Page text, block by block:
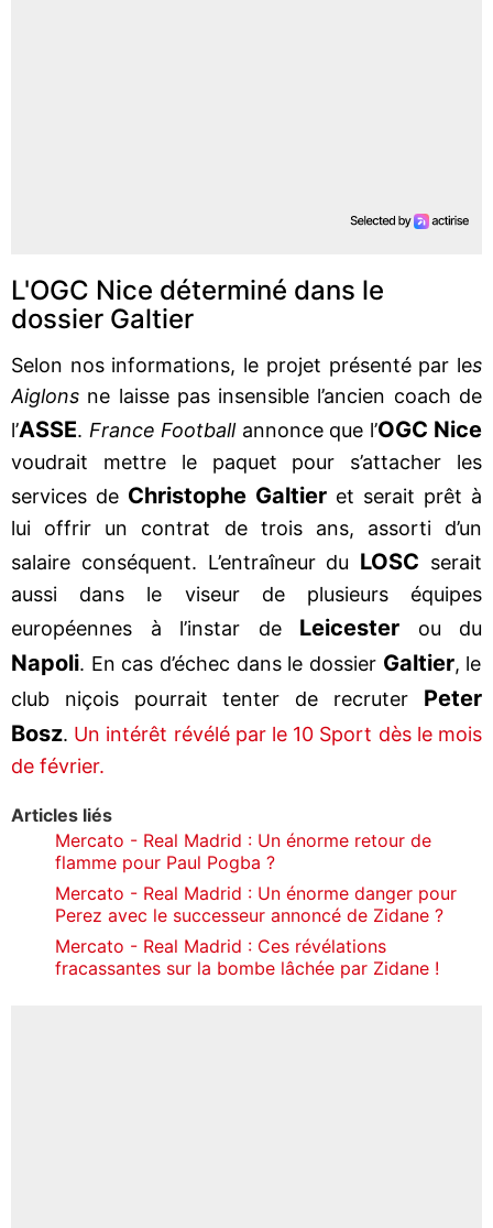
L'OGC Nice déterminé dans le
dossier Galtier
Selon nos informations, le projet présenté par les
Aiglons ne laisse pas insensible l’ancien coach de
l’ASSE. France Footballannonce que l’OGC Nice
voudrait mettre le paquet pour s’attacher les
services de Christophe Galtier et serait prêt à
lui offrir un contrat de trois ans, assorti d’un
salaire conséquent. L’entraîneur du LOSC serait
aussi dans le viseur de plusieurs équipes
européennes à l’instar de Leicester ou du
Napoli. En cas d’échec dans le dossier Galtier, le
club niçois pourrait tenter de recruter Peter
Bosz. Un intérêt révélé par le 10 Sport dès le mois
de février.
Articles liés
Mercato - Real Madrid : Un énorme retour de
flamme pour Paul Pogba ?
Mercato - Real Madrid : Un énorme danger pour
Perez avec le successeur annoncé de Zidane ?
Mercato - Real Madrid : Ces révélations
fracassantes sur la bombe lâchée par Zidane !